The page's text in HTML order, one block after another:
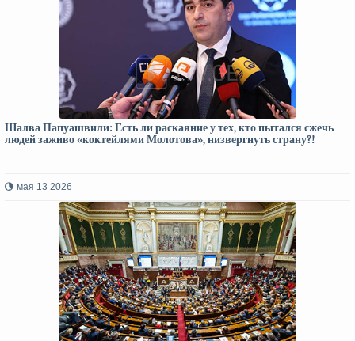
Шалва Папуашвили: Есть ли раскаяние у тех, кто пытался сжечь
людей заживо «коктейлями Молотова», низвергнуть страну?!
мая 13 2026